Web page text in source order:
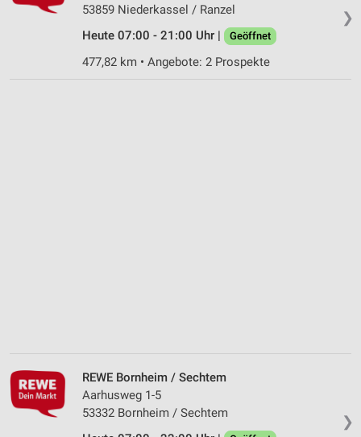
❯
53859 Niederkassel / Ranzel
Heute 07:00 - 21:00 Uhr |
Geöffnet
477,82 km • Angebote: 2 Prospekte
❯
REWE Bornheim / Sechtem
Aarhusweg 1-5
53332 Bornheim / Sechtem